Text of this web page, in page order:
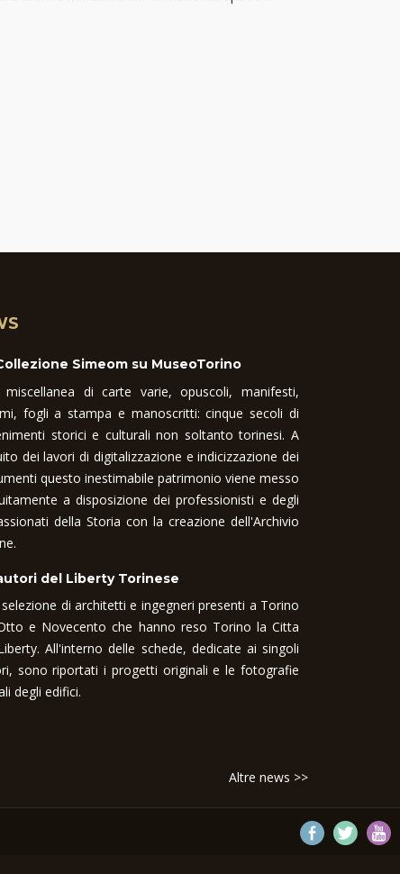
Simeom su MuseoTorino
miscellanea di carte varie, opuscoli, manifesti,
fogli a stampa e manoscritti: cinque secoli di
storici e culturali non soltanto torinesi. A
dei lavori di digitalizzazione e indicizzazione dei
questo inestimabile patrimonio viene messo
a disposizione dei professionisti e degli
della Storia con la creazione dell'Archivio
del Liberty Torinese
di architetti e ingegneri presenti a Torino
e Novecento che hanno reso Torino la Citta
All'interno delle schede, dedicate ai singoli
sono riportati i progetti originali e le fotografie
degli edifici.
Altre news >>